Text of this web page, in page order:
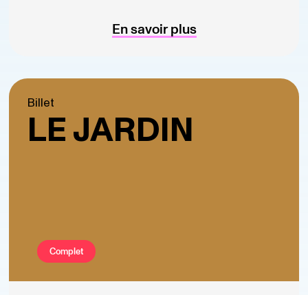
En savoir plus
Billet
LE JARDIN
Complet